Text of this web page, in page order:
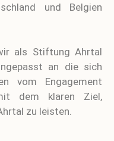
und Belgien
als Stiftung Ahrtal
an die sich
vom Engagement
dem klaren Ziel,
zu leisten.